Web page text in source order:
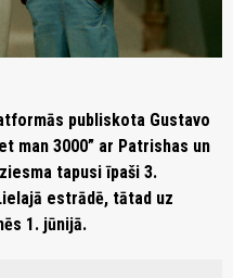
publiskota Gustavo
man 3000” ar Patrishas un
tapusi īpaši 3.
estrādē, tātad uz
1. jūnijā.